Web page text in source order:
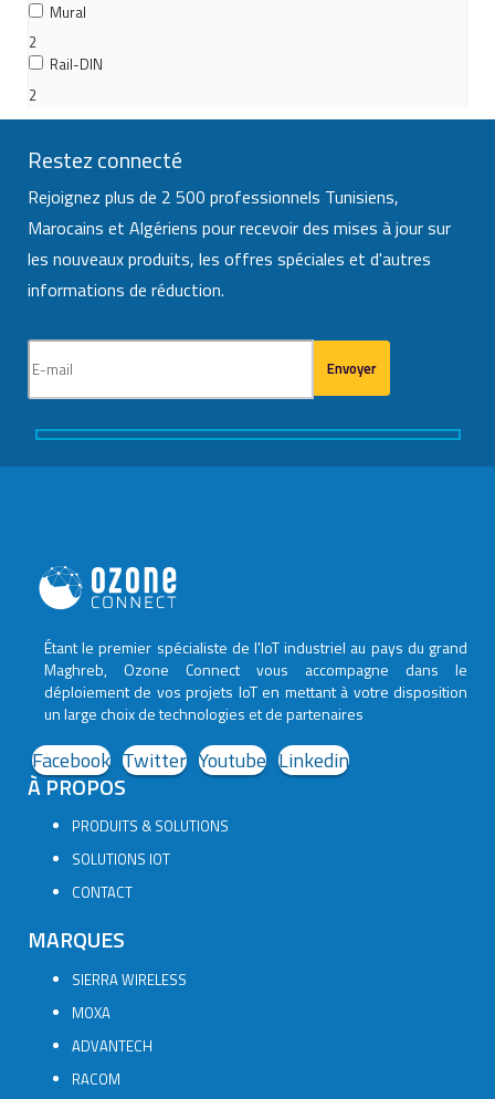
Mural
2
Rail-DIN
2
Restez connecté
Rejoignez plus de 2 500 professionnels Tunisiens,
Marocains et Algériens pour recevoir des mises à jour sur
les nouveaux produits, les offres spéciales et d'autres
informations de réduction.
Étant le premier spécialiste de l'IoT industriel au pays du grand
Maghreb, Ozone Connect vous accompagne dans le
déploiement de vos projets IoT en mettant à votre disposition
un large choix de technologies et de partenaires
Facebook Twitter Youtube Linkedin
À PROPOS
PRODUITS & SOLUTIONS
SOLUTIONS IOT
CONTACT
MARQUES
SIERRA WIRELESS
MOXA
ADVANTECH
RACOM